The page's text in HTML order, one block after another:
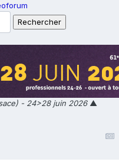
- 24>28 juin 2026▲